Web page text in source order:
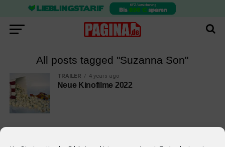
All posts tagged "Suzanna Son"
TRAILER 4 years ago
Neue Kinofilme 2022